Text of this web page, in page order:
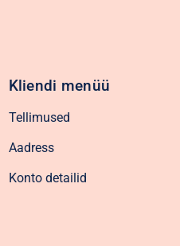
Kliendi menüü
Tellimused
Aadress
Konto detailid